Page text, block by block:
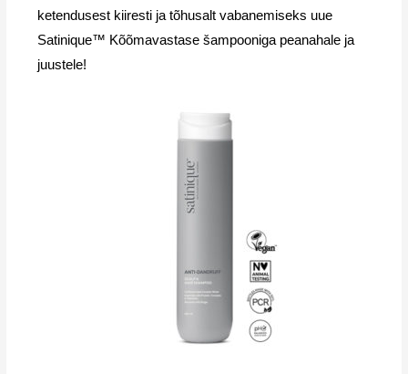
ketendusest kiiresti ja tõhusalt vabanemiseks uue
Satinique™ Kõõmavastase šampooniga peanahale ja
juustele!